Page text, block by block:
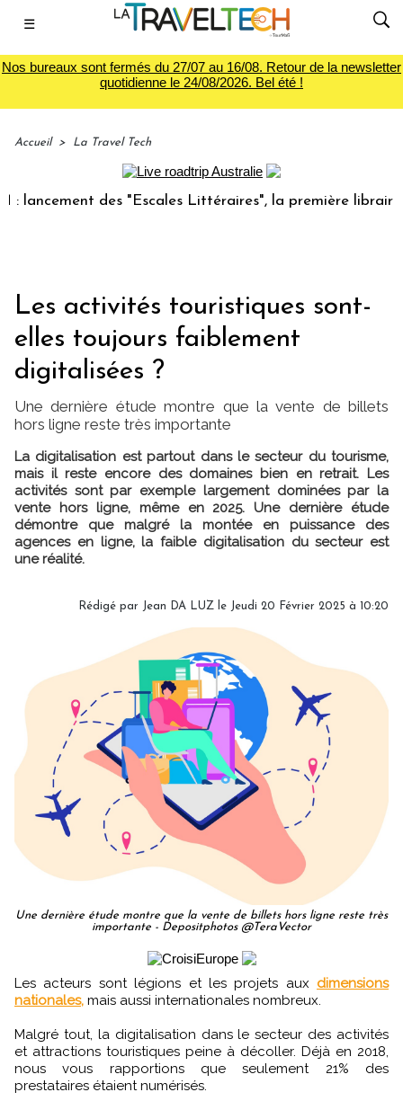
☰
Nos bureaux sont fermés du 27/07 au 16/08. Retour de la newsletter
quotidienne le 24/08/2026. Bel été !
Accueil > La Travel Tech
des "Escales Littéraires", la première librairie du
Les activités touristiques sont-
elles toujours faiblement
digitalisées ?
Une dernière étude montre que la vente de billets
hors ligne reste très importante
La digitalisation est partout dans le secteur du tourisme,
mais il reste encore des domaines bien en retrait. Les
activités sont par exemple largement dominées par la
vente hors ligne, même en 2025. Une dernière étude
démontre que malgré la montée en puissance des
agences en ligne, la faible digitalisation du secteur est
une réalité.
Rédigé par Jean DA LUZ le Jeudi 20 Février 2025 à 10:20
Une dernière étude montre que la vente de billets hors ligne reste très
importante - Depositphotos @TeraVector
Les acteurs sont légions et les projets aux dimensions
nationales, mais aussi internationales nombreux.
Malgré tout, la digitalisation dans le secteur des activités
et attractions touristiques peine à décoller. Déjà en 2018,
nous vous rapportions que seulement 21% des
prestataires étaient numérisés.